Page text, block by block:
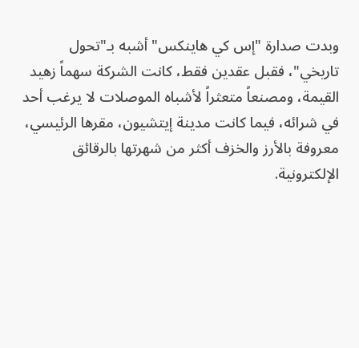
وبدت صدارة "إس كي هاينكس" أشبه بـ"تحول
تاريخي"، فقبل عقدين فقط، كانت الشركة سهماً زهيد
القيمة، ومصنعاً متعثراً لأشباه الموصلات لا يرغب أحد
في شرائه، فيما كانت مدينة إيتشيون، مقرها الرئيسي،
معروفة بالأرز والخزف أكثر من شهرتها بالرقائق
الإلكترونية.